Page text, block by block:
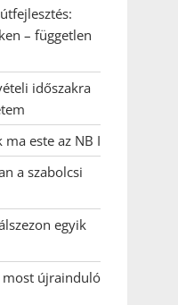
– független
időszakra
este az NB I
a szabolcsi
egyik
most újrainduló